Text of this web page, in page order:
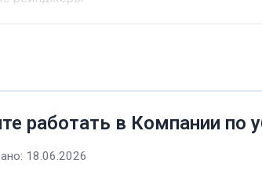
работать в Компании по
18.06.2026